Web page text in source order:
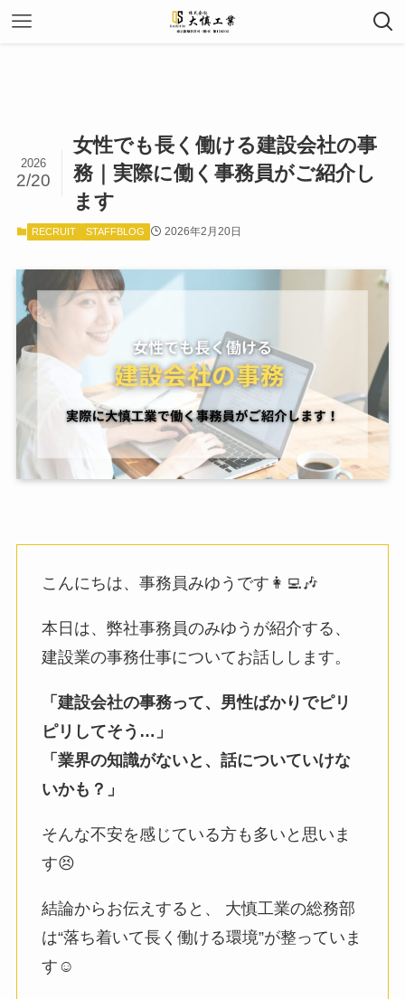
女性でも長く働ける建設会社の事
務｜実際に働く事務員がご紹介し
ます
2026
2/20
RECRUIT STAFFBLOG 2026年2月20日
こんにちは、事務員みゆうです👩‍💻🎶
本日は、弊社事務員のみゆうが紹介する、
建設業の事務仕事についてお話しします。
「建設会社の事務って、男性ばかりでピリ
ピリしてそう…」
「業界の知識がないと、話についていけな
いかも？」
そんな不安を感じている方も多いと思いま
す😣
結論からお伝えすると、 大慎工業の総務部
は“落ち着いて長く働ける環境”が整っていま
す☺️